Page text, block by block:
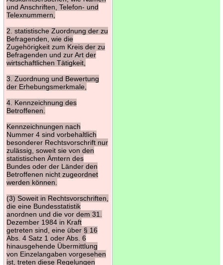
und Anschriften, Telefon- und
Telexnummern,
2. statistische Zuordnung der zu
Befragenden, wie die
Zugehörigkeit zum Kreis der zu
Befragenden und zur Art der
wirtschaftlichen Tätigkeit,
3. Zuordnung und Bewertung
der Erhebungsmerkmale,
4. Kennzeichnung des
Betroffenen.
Kennzeichnungen nach
Nummer 4 sind vorbehaltlich
besonderer Rechtsvorschrift nur
zulässig, soweit sie von den
statistischen Ämtern des
Bundes oder der Länder den
Betroffenen nicht zugeordnet
werden können.
(3) Soweit in Rechtsvorschriften,
die eine Bundesstatistik
anordnen und die vor dem 31.
Dezember 1984 in Kraft
getreten sind, eine über § 16
Abs. 4 Satz 1 oder Abs. 6
hinausgehende Übermittlung
von Einzelangaben vorgesehen
ist, treten diese Regelungen